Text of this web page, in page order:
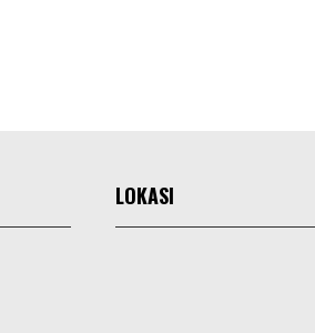
LOKASI